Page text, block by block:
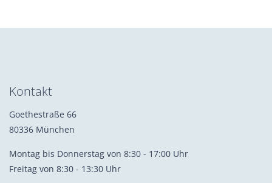
Kontakt
Goethestraße 66
80336 München
Montag bis Donnerstag von 8:30 - 17:00 Uhr
Freitag von 8:30 - 13:30 Uhr